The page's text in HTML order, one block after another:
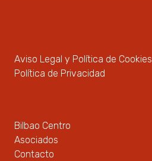
Aviso Legal y Política de Cookies
Política de Privacidad
Bilbao Centro
Asociados
Contacto